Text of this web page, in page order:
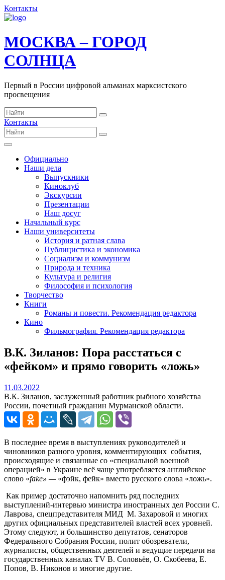
Контакты
МОСКВА – ГОРОД
СОЛНЦА
Первый в России цифровой альманах марксистского
просвещения
Контакты
Официально
Наши дела
Выпускники
Киноклуб
Экскурсии
Презентации
Наш досуг
Начальный курс
Наши университеты
История и ратная слава
Публицистика и экономика
Социализм и коммунизм
Природа и техника
Культура и религия
Философия и психология
Творчество
Книги
Романы и повести. Рекомендация редактора
Кино
Фильмография. Рекомендация редактора
В.К. Зиланов: Пора расстаться с
«фейком» и прямо говорить «ложь»
11.03.2022
В.К. Зиланов, заслуженный работник рыбного хозяйства
России, почетный гражданин Мурманской области.
В последнее время в выступлениях руководителей и
чиновников разного уровня, комментирующих события,
происходящие и связанные со «специальной военной
операцией» в Украине всё чаще употребляется английское
слово «fake» —«фэйк, фейк» вместо русского слова «ложь».
Как пример достаточно напомнить ряд последних
выступлений-интервью министра иностранных дел России С.
Лаврова, спецпредставителя МИД М. Захаровой и многих
других официальных представителей властей всех уровней.
Этому следуют, и большинство депутатов, сенаторов
Федерального Собрания России, полит обозреватели,
журналисты, общественных деятелей и ведущие передачи на
государственных каналах ТV В. Соловьёв, О. Скобеева, Е.
Попов, В. Никонов и многие другие.